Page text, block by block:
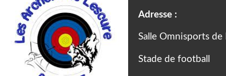
Adresse :
Salle Omnisports
Stade de football